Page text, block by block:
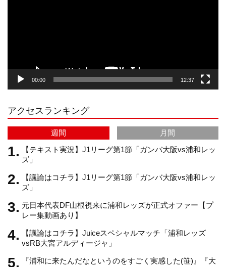
r
a
m
e
C
h
a
n
00:00 12:37
アクセスランキング
週間
月間
【テキスト実況】J1リーグ第1節「ガンバ大阪vs浦和レッ
ズ」
【議論はコチラ】J1リーグ第1節「ガンバ大阪vs浦和レッ
ズ」
元日本代表DF山根視来に浦和レッズが正式オファー【プ
レー集動画あり】
【議論はコチラ】Juiceスペシャルマッチ「浦和レッズ
vsRB大宮アルディージャ」
『浦和に来たんだなというのをすごく実感した(笹)』『大